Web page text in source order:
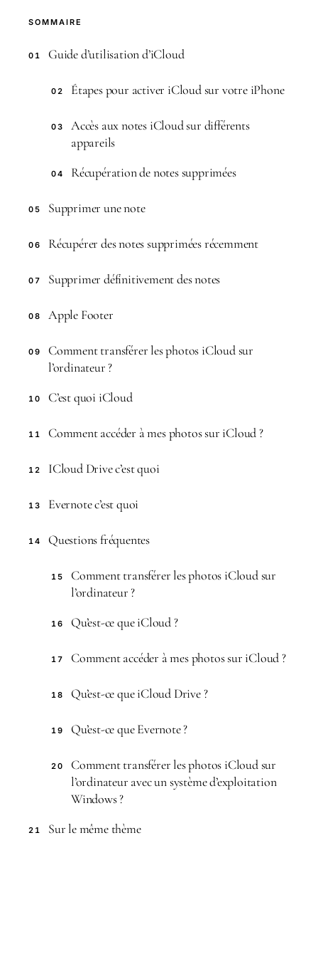
SOMMAIRE
01 Guide d’utilisation d’iCloud
02 Étapes pour activer iCloud sur votre iPhone
03
Accès aux notes iCloud sur différents
appareils
04 Récupération de notes supprimées
05 Supprimer une note
06 Récupérer des notes supprimées récemment
07 Supprimer définitivement des notes
08 Apple Footer
09
Comment transférer les photos iCloud sur
l’ordinateur ?
10 C’est quoi iCloud
11 Comment accéder à mes photos sur iCloud ?
12 ICloud Drive c’est quoi
13 Evernote c’est quoi
14 Questions fréquentes
15
Comment transférer les photos iCloud sur
l’ordinateur ?
16 Qu’est-ce que iCloud ?
17 Comment accéder à mes photos sur iCloud ?
18 Qu’est-ce que iCloud Drive ?
19 Qu’est-ce que Evernote ?
20
Comment transférer les photos iCloud sur
l’ordinateur avec un système d’exploitation
Windows ?
21 Sur le même thème